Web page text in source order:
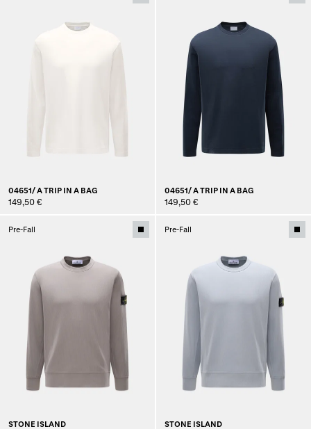
04651/ A TRIP IN A BAG
149,50 €
04651/ A TRIP IN A BAG
149,50 €
Pre-Fall
STONE ISLAND
Pre-Fall
STONE ISLAND